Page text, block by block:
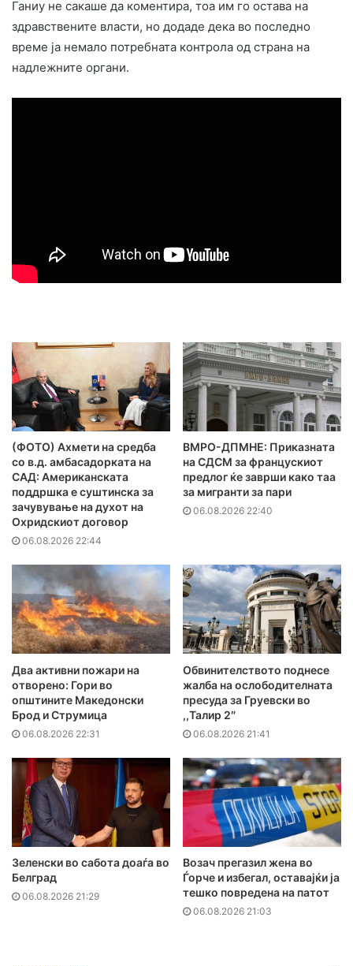
Ганиу не сакаше да коментира, тоа им го остава на
здравствените власти, но додаде дека во последно
време ја немало потребната контрола од страна на
надлежните органи.
(ФОТО) Ахмети на средба
со в.д. амбасадорката на
САД: Американската
поддршка е суштинска за
зачувување на духот на
Охридскиот договор
06.08.2026 22:44
ВМРО-ДПМНЕ: Приказната
на СДСМ за францускиот
предлог ќе заврши како таа
за мигранти за пари
06.08.2026 22:40
Два активни пожари на
отворено: Гори во
општините Македонски
Брод и Струмица
06.08.2026 22:31
Обвинителството поднесе
жалба на ослободителната
пресуда за Груевски во
,,Талир 2″
06.08.2026 21:41
Зеленски во сабота доаѓа во
Белград
06.08.2026 21:29
Возач прегазил жена во
Ѓорче и избегал, оставајќи ја
тешко повредена на патот
06.08.2026 21:03